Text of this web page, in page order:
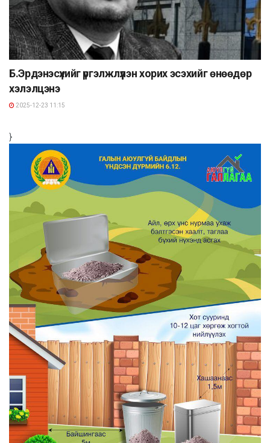
Б.Эрдэнэсүхийг үргэлжлүүлэн хорих эсэхийг өнөөдөр
хэлэлцэнэ
2025-12-23 11:15
}